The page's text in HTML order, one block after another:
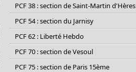
PCF 38 : section de Saint-Martin d'Hères
PCF 54 : section du Jarnisy
PCF 62 : Liberté Hebdo
PCF 70 : section de Vesoul
PCF 75 : section de Paris 15ème